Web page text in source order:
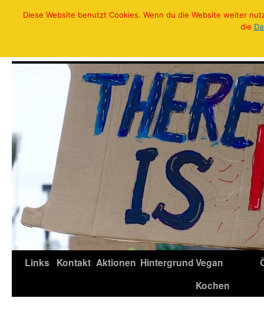
Zum
Links Kontakt Aktionen HintergrundVegan
Kochen
Diese Website benutzt Cookies. Wenn du die Website weiter
die